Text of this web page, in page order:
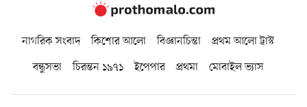
নাগরিক সংবাদ কিশোর আলো বিজ্ঞানচিন্তা
প্রথম আলো ট্রাস্ট
বন্ধুসভা
চিরন্তন ১৯৭১ ইপেপার প্রথমা মোবাইল ভ্যাস